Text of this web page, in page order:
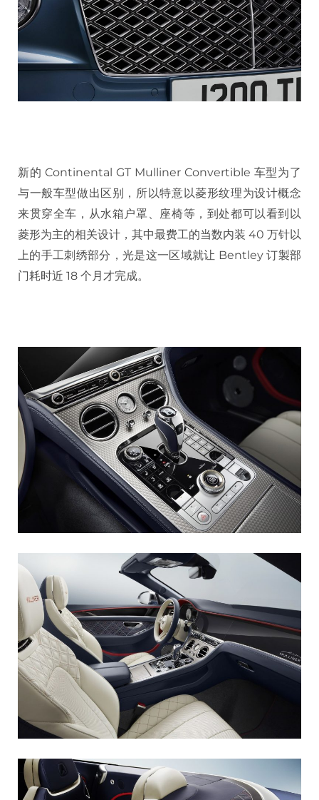
新的 Continental GT Mulliner Convertible 车型为了
与一般车型做出区别，所以特意以菱形纹理为设计概念
来贯穿全车，从水箱户罩、座椅等，到处都可以看到以
菱形为主的相关设计，其中最费工的当数内装 40 万针以
上的手工刺绣部分，光是这一区域就让 Bentley 订製部
门耗时近 18 个月才完成。